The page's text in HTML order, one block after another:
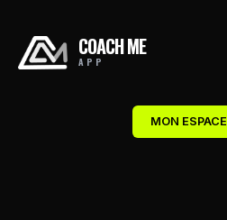
COACH ME
APP
MON ESPACE